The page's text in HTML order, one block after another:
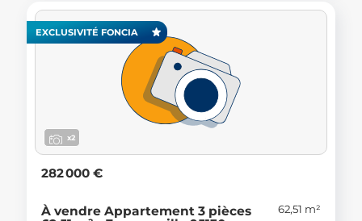
EXCLUSIVITÉ FONCIA
x2
282 000 €
À vendre Appartement 3 pièces
62,51 m²